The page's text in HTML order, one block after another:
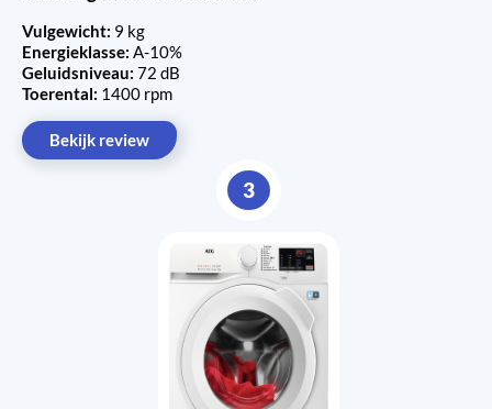
Vulgewicht: 9 kg
Energieklasse: A-10%
Geluidsniveau: 72 dB
Toerental: 1400 rpm
Bekijk review
3